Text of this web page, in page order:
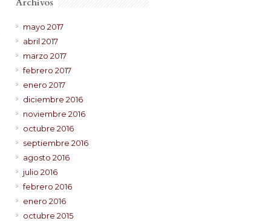
Archivos
mayo 2017
abril 2017
marzo 2017
febrero 2017
enero 2017
diciembre 2016
noviembre 2016
octubre 2016
septiembre 2016
agosto 2016
julio 2016
febrero 2016
enero 2016
octubre 2015